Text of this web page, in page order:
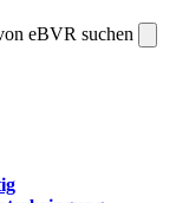
eBVR suchen